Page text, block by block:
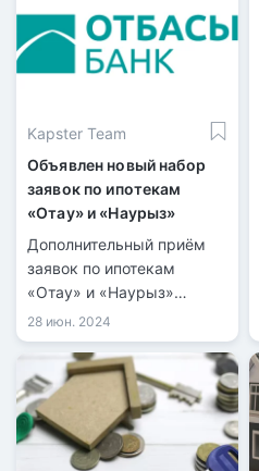
акимат Карагандинской
области. Инициатором
льготной программы для
совместно с Отбасы
банком.
Kapster Team
Объявлен новый набор
заявок по ипотекам
«Отау» и «Наурыз»
Дополнительный приём
заявок по ипотекам
«Отау» и «Наурыз»
пройдет с 16 сентября по
1 октября, сообщила глава
Отбасы банка Ляззат
Ибрагимова.
28 июн. 2024